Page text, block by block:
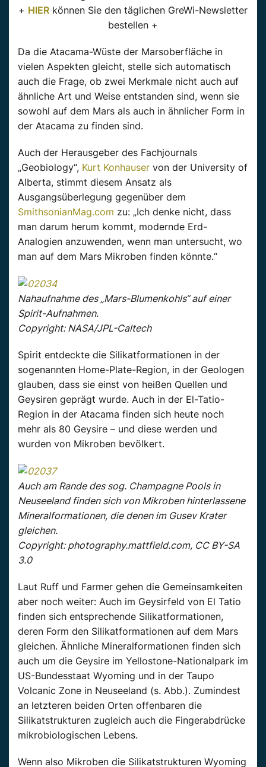
+ HIER können Sie den täglichen GreWi-Newsletter
bestellen +
Da die Atacama-Wüste der Marsoberfläche in
vielen Aspekten gleicht, stelle sich automatisch
auch die Frage, ob zwei Merkmale nicht auch auf
ähnliche Art und Weise entstanden sind, wenn sie
sowohl auf dem Mars als auch in ähnlicher Form in
der Atacama zu finden sind.
Auch der Herausgeber des Fachjournals
„Geobiology“, Kurt Konhauser von der University of
Alberta, stimmt diesem Ansatz als
Ausgangsüberlegung gegenüber dem
SmithsonianMag.com zu: „Ich denke nicht, dass
man darum herum kommt, modernde Erd-
Analogien anzuwenden, wenn man untersucht, wo
man auf dem Mars Mikroben finden könnte.“
Nahaufnahme des „Mars-Blumenkohls“ auf einer
Spirit-Aufnahmen.
Copyright: NASA/JPL-Caltech
Spirit entdeckte die Silikatformationen in der
sogenannten Home-Plate-Region, in der Geologen
glauben, dass sie einst von heißen Quellen und
Geysiren geprägt wurde. Auch in der El-Tatio-
Region in der Atacama finden sich heute noch
mehr als 80 Geysire – und diese werden und
wurden von Mikroben bevölkert.
Auch am Rande des sog. Champagne Pools in
Neuseeland finden sich von Mikroben hinterlassene
Mineralformationen, die denen im Gusev Krater
gleichen.
Copyright: photography.mattfield.com, CC BY-SA
3.0
Laut Ruff und Farmer gehen die Gemeinsamkeiten
aber noch weiter: Auch im Geysirfeld von El Tatio
finden sich entsprechende Silikatformationen,
deren Form den Silikatformationen auf dem Mars
gleichen. Ähnliche Mineralformationen finden sich
auch um die Geysire im Yellostone-Nationalpark im
US-Bundesstaat Wyoming und in der Taupo
Volcanic Zone in Neuseeland (s. Abb.). Zumindest
an letzteren beiden Orten offenbaren die
Silikatstrukturen zugleich auch die Fingerabdrücke
mikrobiologischen Lebens.
Wenn also Mikroben die Silikatstrukturen Wyoming